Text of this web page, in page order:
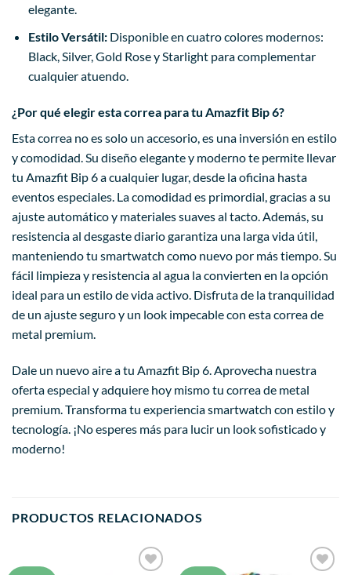
elegante.
Estilo Versátil:Disponible en cuatro colores modernos:
Black, Silver, Gold Rose y Starlight para complementar
cualquier atuendo.
¿Por qué elegir esta correa para tu Amazfit Bip 6?
Esta correa no es solo un accesorio, es una inversión en estilo
y comodidad. Su diseño elegante y moderno te permite llevar
tu Amazfit Bip 6 a cualquier lugar, desde la oficina hasta
eventos especiales. La comodidad es primordial, gracias a su
ajuste automático y materiales suaves al tacto. Además, su
resistencia al desgaste diario garantiza una larga vida útil,
manteniendo tu smartwatch como nuevo por más tiempo. Su
fácil limpieza y resistencia al agua la convierten en la opción
ideal para un estilo de vida activo. Disfruta de la tranquilidad
de un ajuste seguro y un look impecable con esta correa de
metal premium.
Dale un nuevo aire a tu Amazfit Bip 6. Aprovecha nuestra
oferta especial y adquiere hoy mismo tu correa de metal
premium. Transforma tu experiencia smartwatch con estilo y
tecnología. ¡No esperes más para lucir un look sofisticado y
moderno!
PRODUCTOS RELACIONADOS